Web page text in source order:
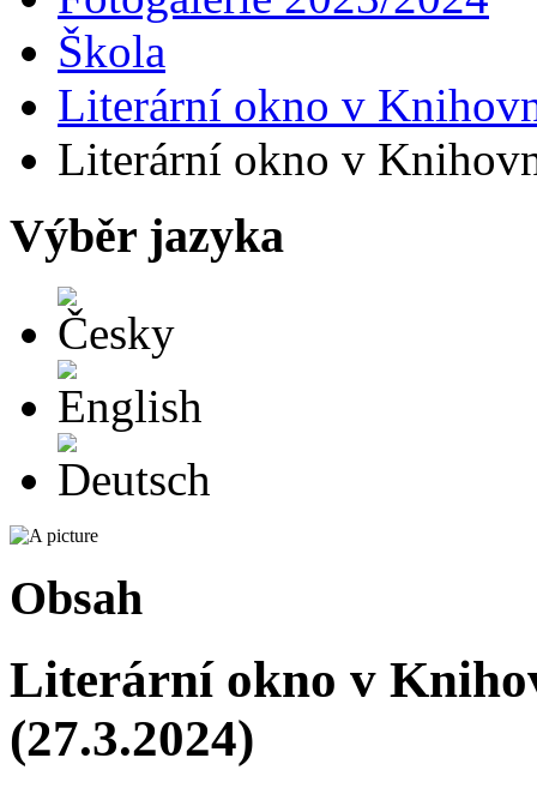
Škola
Literární okno v
Literární okno v
Výběr jazyka
Obsah
Literární okno v
(27.3.2024)